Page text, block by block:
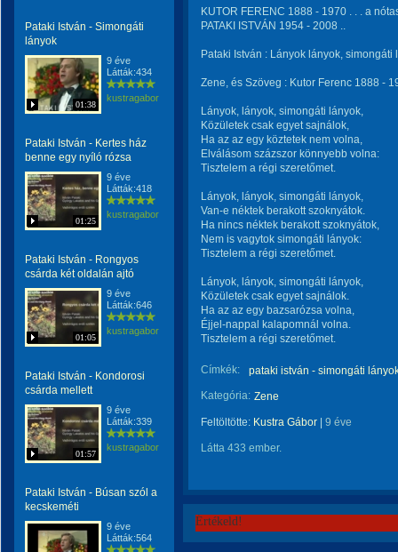
Pataki István - Simongáti
lányok
01:38
9 éve
Látták:434
kustragabor
Pataki István - Kertes ház
benne egy nyíló rózsa
01:25
9 éve
Látták:418
kustragabor
Pataki István - Rongyos
csárda két oldalán ajtó
01:05
9 éve
Látták:646
kustragabor
Pataki István - Kondorosi
csárda mellett
01:57
9 éve
Látták:339
kustragabor
Pataki István - Búsan szól a
kecskeméti
9 éve
Látták:564
KUTOR FERENC 1888 - 1970 . . . a
PATAKI ISTVÁN 1954 - 2008 ..
Pataki István : Lányok lányok, simongáti
Zene, és Szöveg : Kutor Ferenc 1888 -
Lányok, lányok, simongáti lányok,
Közületek csak egyet sajnálok,
Ha az az egy köztetek nem volna,
Elválásom százszor könnyebb volna:
Tisztelem a régi szeretőmet.
Lányok, lányok, simongáti lányok,
Van-e néktek berakott szoknyátok.
Ha nincs néktek berakott szoknyátok,
Nem is vagytok simongáti lányok:
Tisztelem a régi szeretőmet.
Lányok, lányok, simongáti lányok,
Közületek csak egyet sajnálok.
Ha az az egy bazsarózsa volna,
Éjjel-nappal kalapomnál volna.
Tisztelem a régi szeretőmet.
Címkék:
pataki istván - simongáti
Kategória: Zene
Feltöltötte: Kustra Gábor 9 éve
Látta 433 ember.
Értékeld!